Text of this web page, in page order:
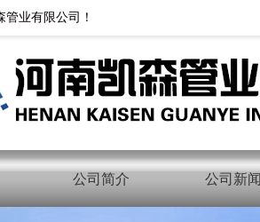
业有限公司！
公司简介 公司新闻